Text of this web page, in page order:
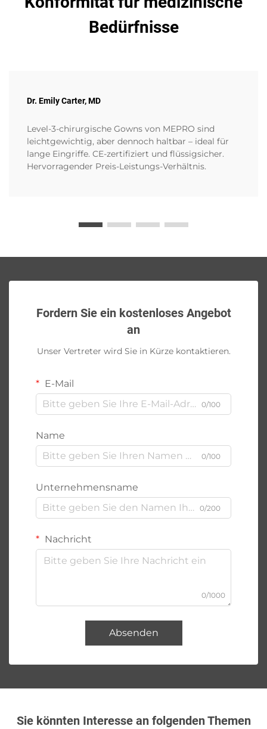
Bedürfnisse
Dr. Emily Carter, MD
Level-3-chirurgische Gowns von MEPRO sind
leichtgewichtig, aber dennoch haltbar – ideal für
lange Eingriffe. CE-zertifiziert und flüssigsicher.
Hervorragender Preis-Leistungs-Verhältnis.
Fordern Sie ein kostenloses Angebot
an
Unser Vertreter wird Sie in Kürze kontaktieren.
E-Mail
0/100
Name
0/100
Unternehmensname
0/200
Nachricht
0/1000
Absenden
Sie könnten Interesse an folgenden Themen